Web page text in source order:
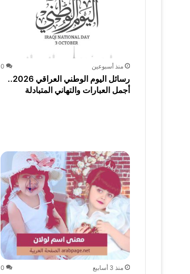
منذ أسبوعين 0
رسائل اليوم الوطني العراقي 2026..
أجمل العبارات والتهاني المتبادلة
منذ 3 أسابيع 0